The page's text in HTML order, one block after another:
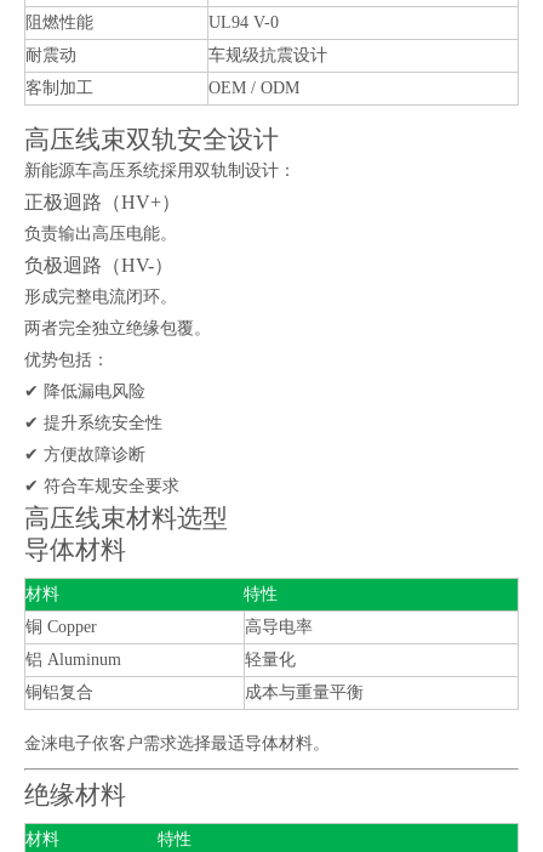
阻燃性能
UL94 V-0
耐震动
车规级抗震设计
客制加工
OEM / ODM
高压线束双轨安全设计
新能源车高压系统採用双轨制设计：
正极迴路（HV+）
负责输出高压电能。
负极迴路（HV-）
形成完整电流闭环。
两者完全独立绝缘包覆。
优势包括：
✔ 降低漏电风险
✔ 提升系统安全性
✔ 方便故障诊断
✔ 符合车规安全要求
高压线束材料选型
导体材料
材料
特性
铜 Copper
高导电率
铝 Aluminum
轻量化
铜铝复合
成本与重量平衡
金涞电子依客户需求选择最适导体材料。
绝缘材料
材料
特性